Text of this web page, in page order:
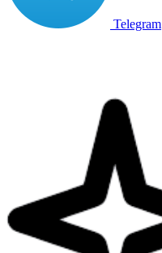
Telegram